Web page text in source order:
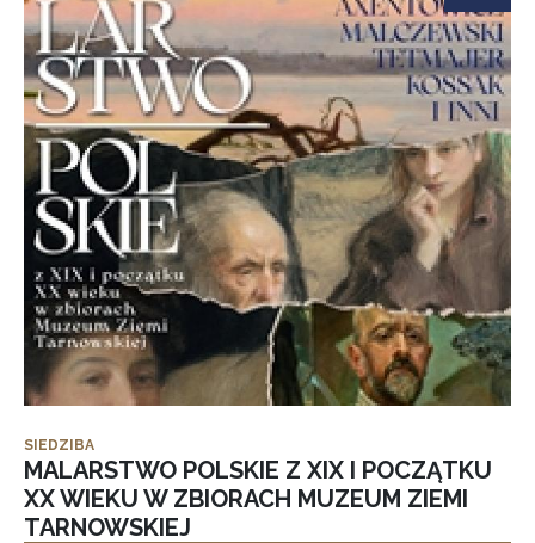
SIEDZIBA
MALARSTWO POLSKIE Z XIX I POCZĄTKU
XX WIEKU W ZBIORACH MUZEUM ZIEMI
TARNOWSKIEJ